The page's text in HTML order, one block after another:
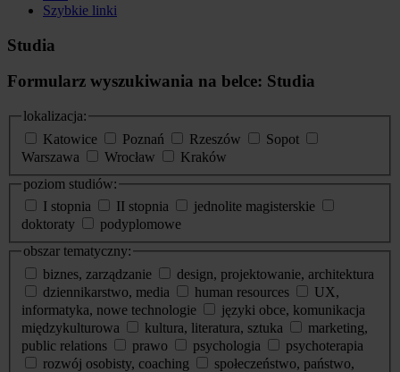
Szybkie linki
Studia
Formularz wyszukiwania na belce: Studia
lokalizacja:
Katowice
Poznań Rzeszów
Sopot
Warszawa
Wrocław
Kraków
poziom studiów:
I stopnia
II stopnia
jednolite magisterskie
doktoraty
podyplomowe
obszar tematyczny:
biznes, zarządzanie
design, projektowanie, architektura
dziennikarstwo, media
human resources
UX,
informatyka, nowe technologie
języki obce, komunikacja
międzykulturowa
kultura, literatura, sztuka
marketing,
public relations
prawo psychologia
psychoterapia
rozwój osobisty, coaching
społeczeństwo, państwo,